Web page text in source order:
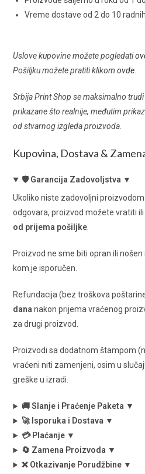
Vreme dostave od 2 do 10
Uslove kupovine možete pogledati
Pošiljku možete pratiti klikomovde.
Srbija Print Shop se maksimalno
prikazane što realnije, međutim
od stvarnog izgleda proizvoda.
Kupovina, Dostava &
🛡️ Garancija Zadovoljstva ▼
Ukoliko niste zadovoljni
odgovara, proizvod možete vratiti
od prijema pošiljke.
Proizvod ne sme biti opran ili
kom je isporučen.
Refundacija (bez troškova
dananakon prijema vraćenog
za drugi proizvod.
Proizvodi sa dodatnom štampom
vraćeni niti zamenjeni, osim u
greške u izradi.
🚚 Slanje i Praćenje Paketa ▼
🚀 Isporuka i Dostava ▼
💳 Plaćanje ▼
🔄 Zamena Proizvoda ▼
❌ Otkazivanje Porudžbine ▼